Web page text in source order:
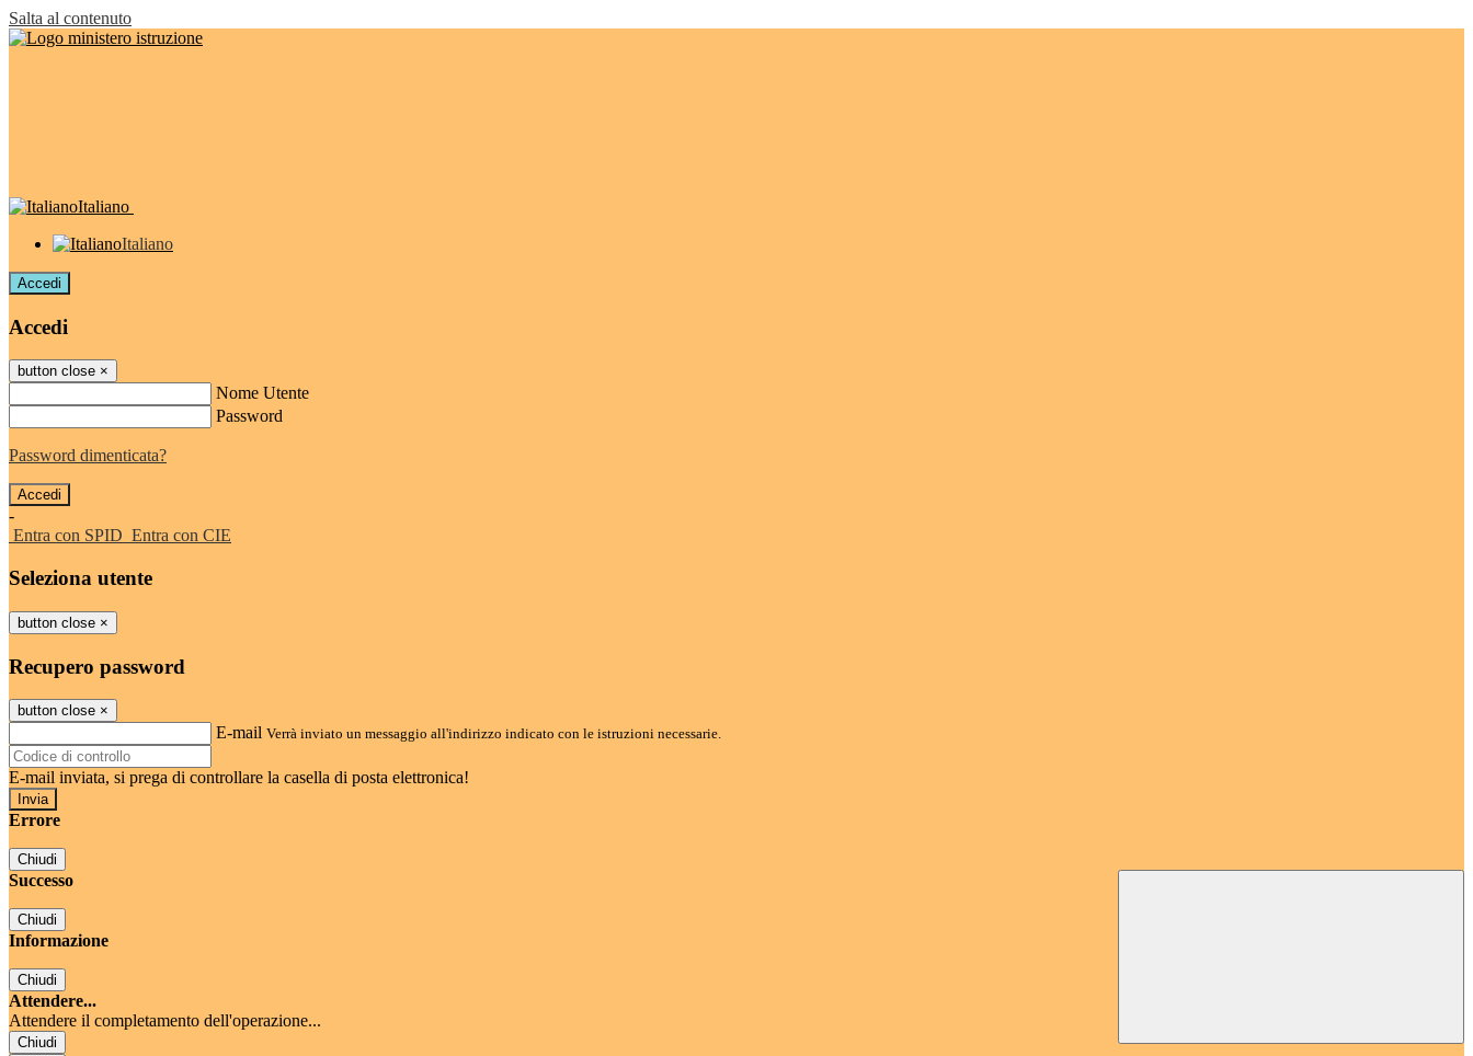
Salta al contenuto
Italiano
Italiano
Accedi
Accedi
button close ×
Nome Utente
Password
Password dimenticata?
-
Entra con SPID Entra con CIE
Seleziona utente
button close ×
Recupero password
button close ×
E-mail Verrà inviato un messaggio all'indirizzo indicato con le istruzioni necessarie.
E-mail inviata, si prega di controllare la casella di posta elettronica!
Errore
Chiudi
Successo
Chiudi
Informazione
Chiudi
Attendere...
Attendere il completamento dell'operazione...
Chiudi